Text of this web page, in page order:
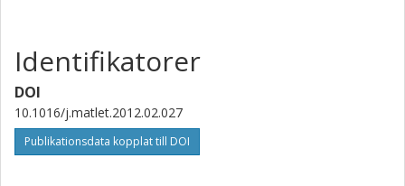
Identifikatorer
DOI
10.1016/j.matlet.2012.02.027
Publikationsdata kopplat till DOI